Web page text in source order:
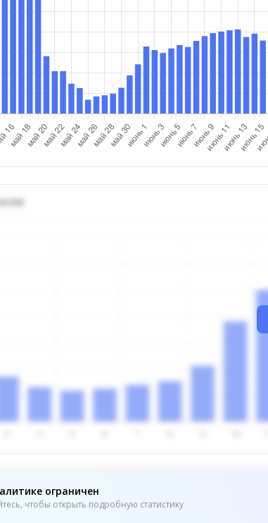
ограничен
чтобы открыть подробную статистику